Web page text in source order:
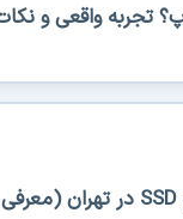
تجربه واقعی و